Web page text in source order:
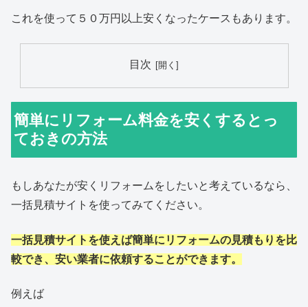
これを使って５０万円以上安くなったケースもあります。
目次
簡単にリフォーム料金を安くするとっ
ておきの方法
もしあなたが安くリフォームをしたいと考えているなら、
一括見積サイトを使ってみてください。
一括見積サイトを使えば簡単にリフォームの見積もりを比
較でき、安い業者に依頼することができます。
例えば